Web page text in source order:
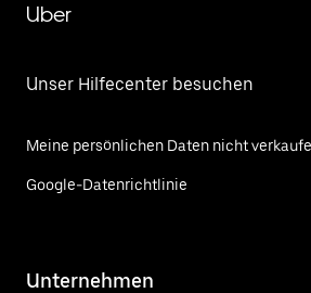
Uber
Unser Hilfecenter besuchen
Meine persönlichen Daten nicht
Google-Datenrichtlinie
Unternehmen